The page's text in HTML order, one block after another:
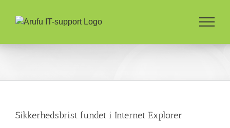
Sikkerhedsbrist fundet i Internet Explorer